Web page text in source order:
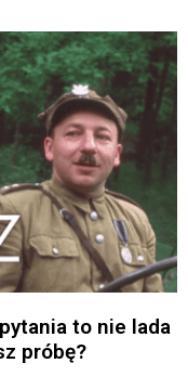
to nie lada
próbę?